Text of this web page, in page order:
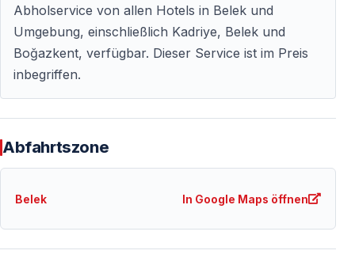
Gesamtdauer mit Transfer:4-5 Stunden
Warum Belek-Hotels diese Tour empfehlen
Viele Belek-Resorts empfehlen die Buggy Safari aktiv
Halbtages-Ausflug
— Sie verpassen kein
Abholservice von allen Hotels in Belek und
Umgebung, einschließlich Kadriye, Belek und
Boğazkent, verfügbar. Dieser Service ist im Preis
inbegriffen.
Abfahrtszone
Belek In Google Maps öffnen